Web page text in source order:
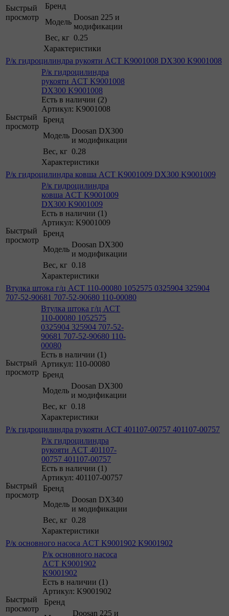
Быстрый
просмотр
Бренд
Модель
Doosan 225 и
модификации
Вес, кг 0.25
Характеристики
Р/к гидроцилиндра рукояти ACT K9001008 DX300 K9001008
Быстрый
просмотр
Р/к гидроцилиндра
рукояти ACT K9001008
DX300 K9001008
Есть в наличии (2)
Артикул: K9001008
Бренд
Модель
Doosan DX300
и модификации
Вес, кг 0.28
Характеристики
Р/к гидроцилиндра ковша ACT K9001009 DX300 K9001009
Быстрый
просмотр
Р/к гидроцилиндра
ковша ACT K9001009
DX300 K9001009
Есть в наличии (1)
Артикул: K9001009
Бренд
Модель
Doosan DX300
и модификации
Вес, кг 0.18
Характеристики
Втулка штока г/ц ACT 110-00080 1052575 0325904 325904
707-52-90681 707-52-90680 110-00080
Быстрый
просмотр
Втулка штока г/ц ACT
110-00080 1052575
0325904 325904 707-52-
90681 707-52-90680 110-
00080
Есть в наличии (1)
Артикул: 110-00080
Бренд
Модель
Doosan DX300
и модификации
Вес, кг 0.18
Характеристики
Р/к гидроцилиндра рукояти ACT 401107-00757 401107-00757
Быстрый
просмотр
Р/к гидроцилиндра
рукояти ACT 401107-
00757 401107-00757
Есть в наличии (1)
Артикул: 401107-00757
Бренд
Модель
Doosan DX340
и модификации
Вес, кг 0.28
Характеристики
Р/к основного насоса ACT K9001902 K9001902
Быстрый
просмотр
Р/к основного насоса
ACT K9001902
K9001902
Есть в наличии (1)
Артикул: K9001902
Бренд
Doosan 225 и